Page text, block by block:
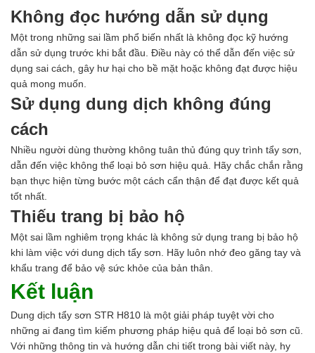
Không đọc hướng dẫn sử dụng
Một trong những sai lầm phổ biến nhất là không đọc kỹ hướng
dẫn sử dụng trước khi bắt đầu. Điều này có thể dẫn đến việc sử
dụng sai cách, gây hư hại cho bề mặt hoặc không đạt được hiệu
quả mong muốn.
Sử dụng dung dịch không đúng
cách
Nhiều người dùng thường không tuân thủ đúng quy trình tẩy sơn,
dẫn đến việc không thể loại bỏ sơn hiệu quả. Hãy chắc chắn rằng
bạn thực hiện từng bước một cách cẩn thận để đạt được kết quả
tốt nhất.
Thiếu trang bị bảo hộ
Một sai lầm nghiêm trọng khác là không sử dụng trang bị bảo hộ
khi làm việc với dung dịch tẩy sơn. Hãy luôn nhớ đeo găng tay và
khẩu trang để bảo vệ sức khỏe của bản thân.
Kết luận
Dung dịch tẩy sơn STR H810 là một giải pháp tuyệt vời cho
những ai đang tìm kiếm phương pháp hiệu quả để loại bỏ sơn cũ.
Với những thông tin và hướng dẫn chi tiết trong bài viết này, hy